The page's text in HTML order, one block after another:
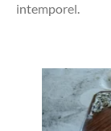
intemporel.